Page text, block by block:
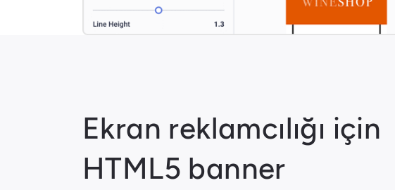
Ekran reklamcılığı için
HTML5 banner